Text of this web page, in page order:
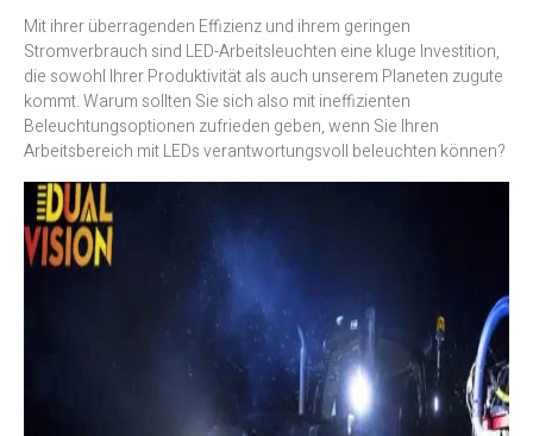
Mit ihrer überragenden Effizienz und ihrem geringen
Stromverbrauch sind LED-Arbeitsleuchten eine kluge Investition,
die sowohl Ihrer Produktivität als auch unserem Planeten zugute
kommt. Warum sollten Sie sich also mit ineffizienten
Beleuchtungsoptionen zufrieden geben, wenn Sie Ihren
Arbeitsbereich mit LEDs verantwortungsvoll beleuchten können?